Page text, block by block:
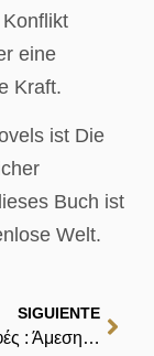
eine
Kraft.
ist Die
Buch ist
Welt.
SIGUIENTE
Τρεις Αδελφές : Άμεση Λήψη Ψηφιακών Βιβλίων